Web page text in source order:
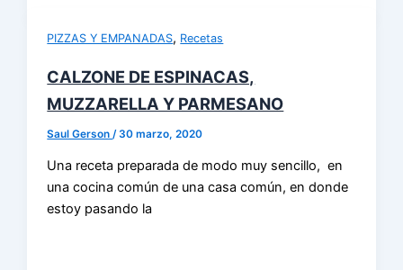
PIZZAS Y EMPANADAS, Recetas
CALZONE DE ESPINACAS,
MUZZARELLA Y PARMESANO
Saul Gerson /30 marzo, 2020
Una receta preparada de modo muy sencillo, en
una cocina común de una casa común, en donde
estoy pasando la